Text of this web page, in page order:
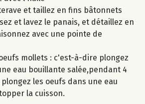
et taillez en fins bâtonnets
et lavez le panais, et détaillez en
avec une pointe de
mollets : c'est-à-dire plongez
eau bouillante salée,pendant 4
les oeufs dans une eau
la cuisson.